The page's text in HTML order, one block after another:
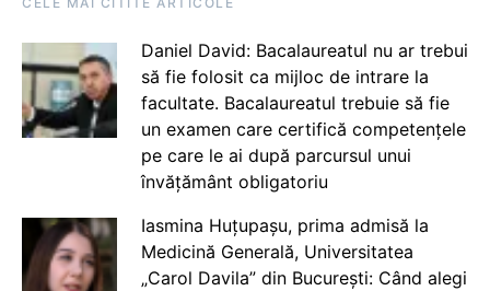
Daniel David: Bacalaureatul nu ar trebui
să fie folosit ca mijloc de intrare la
facultate. Bacalaureatul trebuie să fie
un examen care certifică competențele
pe care le ai după parcursul unui
învățământ obligatoriu
Iasmina Huțupașu, prima admisă la
Medicină Generală, Universitatea
„Carol Davila” din București: Când alegi